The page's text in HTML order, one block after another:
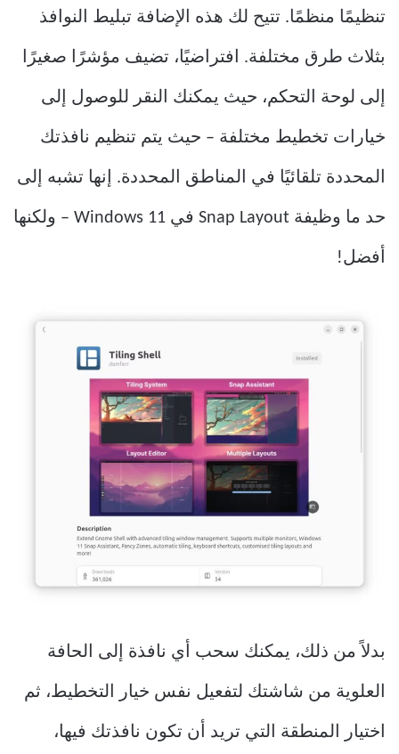
تنظيمًا منظمًا. تتيح لك هذه الإضافة تبليط النوافذ
بثلاث طرق مختلفة. افتراضيًا، تضيف مؤشرًا صغيرًا
إلى لوحة التحكم، حيث يمكنك النقر للوصول إلى
خيارات تخطيط مختلفة – حيث يتم تنظيم نافذتك
المحددة تلقائيًا في المناطق المحددة. إنها تشبه إلى
حد ما وظيفة Snap Layout في Windows 11 – ولكنها
أفضل!
بدلاً من ذلك، يمكنك سحب أي نافذة إلى الحافة
العلوية من شاشتك لتفعيل نفس خيار التخطيط، ثم
اختيار المنطقة التي تريد أن تكون نافذتك فيها،